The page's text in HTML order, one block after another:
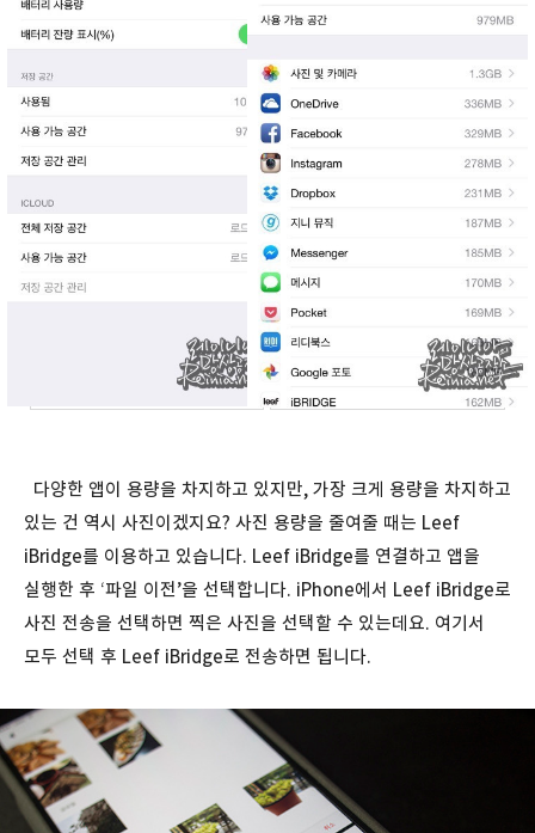
다양한 앱이 용량을 차지하고 있지만, 가장 크게 용량을 차지하고
있는 건 역시 사진이겠지요? 사진 용량을 줄여줄 때는 Leef
iBridge를 이용하고 있습니다. Leef iBridge를 연결하고 앱을
실행한 후 ‘파일 이전’을 선택합니다. iPhone에서 Leef iBridge로
사진 전송을 선택하면 찍은 사진을 선택할 수 있는데요. 여기서
모두 선택 후 Leef iBridge로 전송하면 됩니다.